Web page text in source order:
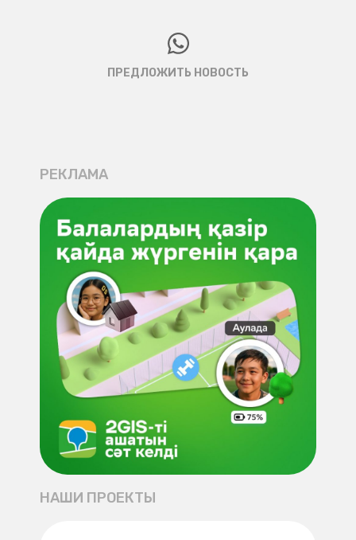
ПРЕДЛОЖИТЬ НОВОСТЬ
РЕКЛАМА
НАШИ ПРОЕКТЫ